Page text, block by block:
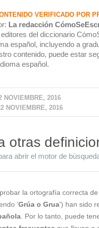
VERIFICADO POR
La redacción
del diccionario
español, incluyendo a
contenido, puede estar
español.
NOVIEMBRE, 2016
NOVIEMBRE, 2016
otras
abrir el motor de
la ortografía correcta de
'Grúa o Grua') han sido
. Por lo tanto, puede